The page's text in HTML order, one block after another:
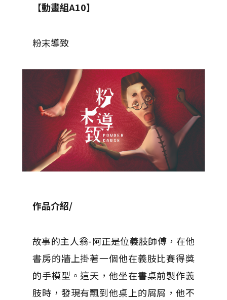
【動畫組A10】
粉末導致
作品介紹/
故事的主人翁-阿正是位義肢師傅，在他
書房的牆上掛著一個他在義肢比賽得獎
的手模型。這天，他坐在書桌前製作義
肢時，發現有飄到他桌上的屑屑，他不